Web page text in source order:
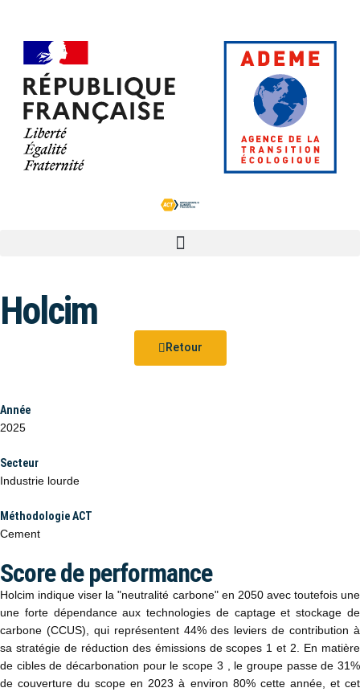
Holcim
Retour
Année
2025
Secteur
Industrie lourde
Méthodologie ACT
Cement
Score de performance
Holcim indique viser la "neutralité carbone" en 2050 avec toutefois une
une forte dépendance aux technologies de captage et stockage de
carbone (CCUS), qui représentent 44% des leviers de contribution à
sa stratégie de réduction des émissions de scopes 1 et 2. En matière
de cibles de décarbonation pour le scope 3 , le groupe passe de 31%
de couverture du scope en 2023 à environ 80% cette année, et cet